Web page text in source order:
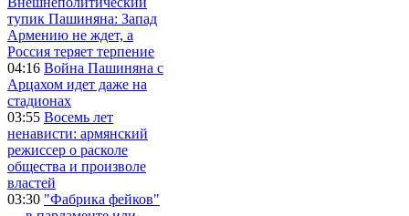
тупик Пашиняна: Запад
Армению не ждет, а
Россия теряет терпение
04:16 Война Пашиняна с
Арцахом идет даже на
стадионах
03:55 Восемь лет
ненависти: армянский
режиссер о расколе
общества и произволе
властей
03:30 "Фабрика фейков"